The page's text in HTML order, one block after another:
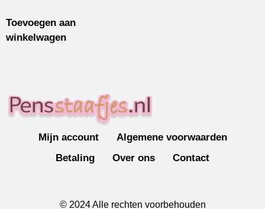
Toevoegen aan
winkelwagen
Mijn account
Algemene voorwaarden
Betaling
Over ons Contact
© 2024 Alle rechten voorbehouden